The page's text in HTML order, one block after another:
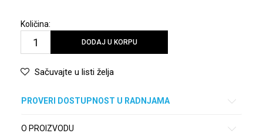
Količina:
DODAJ U KORPU
Sačuvajte u listi želja
PROVERI DOSTUPNOST U RADNJAMA
O PROIZVODU